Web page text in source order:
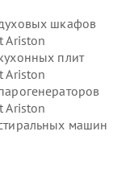
шкафов
Ariston
плит
Ariston
Ariston
машин